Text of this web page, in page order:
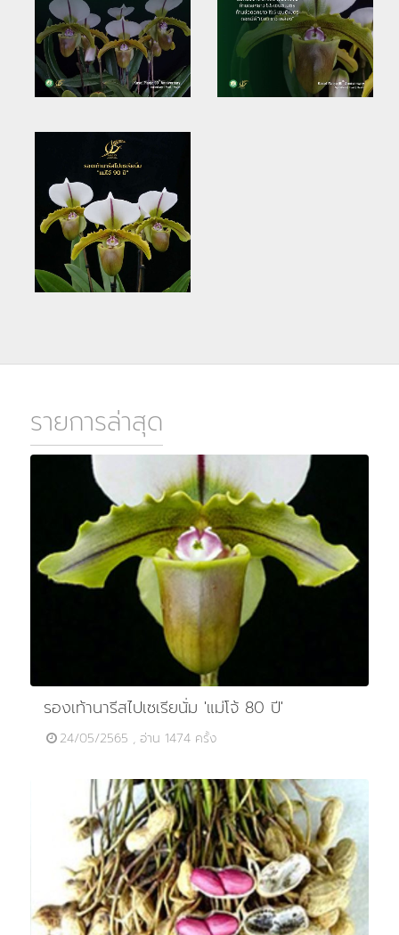
รายการล่าสุด
รองเท้านารีสไปเซเรียนั่ม 'แม่โจ้ 80 ปี'
24/05/2565 , อ่าน 1474 ครั้ง